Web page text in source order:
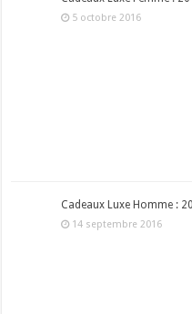
5 octobre 2016
Cadeaux Luxe Homme :
14 septembre 2016